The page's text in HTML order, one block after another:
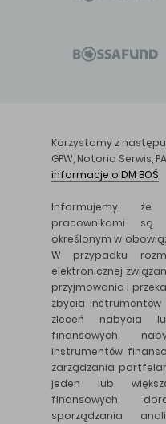
Korzystamy z
GPW, Notoria Serwis,
informacje o DM BOŚ
Informujemy,
pracownikami są
określonym w
W przypadku
elektronicznej
przyjmowania i
zbycia instrumentów
zleceń nabycia
finansowych,
instrumentów
zarządzania
jeden lub
finansowych,
sporządzania